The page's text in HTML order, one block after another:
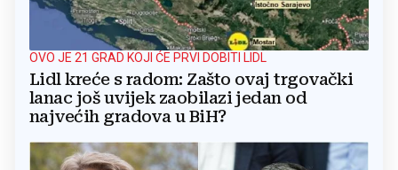
OVO JE 21 GRAD KOJI ĆE PRVI DOBITI LIDL
Lidl kreće s radom: Zašto ovaj trgovački
lanac još uvijek zaobilazi jedan od
najvećih gradova u BiH?